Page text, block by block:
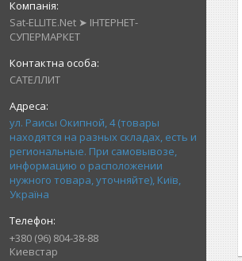
Sat-ELLITE.Net ➤ ІНТЕРНЕТ-
СУПЕРМАРКЕТ
САТЕЛЛИТ
ул. Раисы Окипной, 4 (товары
находятся на разных складах, есть и
региональные. При самовывозе,
информацию о расположении
нужного товара, уточняйте), Київ,
Україна
+380 (96) 804-38-88
Киевстар